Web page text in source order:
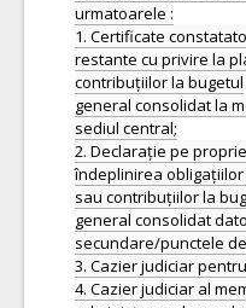
urmatoarele :
1. Certificate
restante cu privire la
contribuțiilor la bugetul
general consolidat la
sediul central;
2. Declarație pe
îndeplinirea
sau contribuțiilor la
general consolidat
secundare/punctele
3. Cazier judiciar
4. Cazier judiciar al